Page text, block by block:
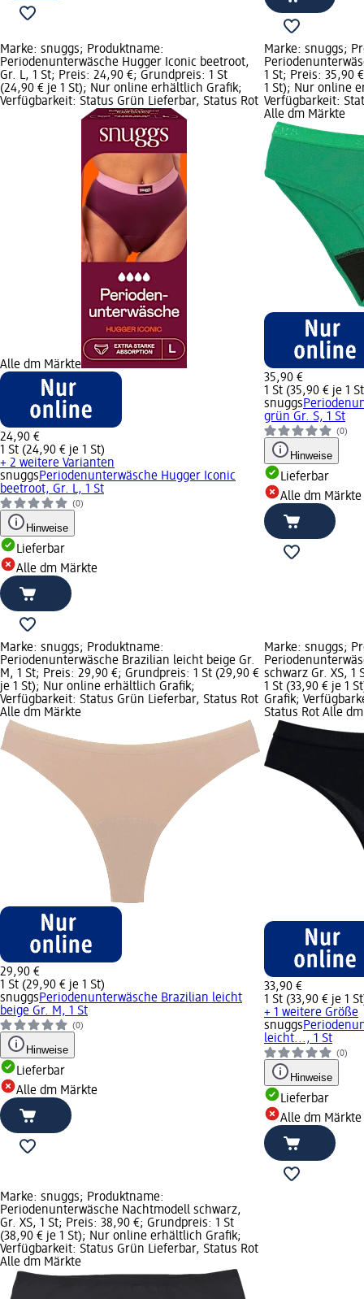
Marke: snuggs; Produktname:
Periodenunterwäsche Hugger Iconic beetroot,
Gr. L, 1 St; Preis: 24,90 €; Grundpreis: 1 St
(24,90 € je 1 St); Nur online erhältlich Grafik;
Verfügbarkeit: Status Grün Lieferbar, Status Rot
Alle dm Märkte
24,90 €
1 St (24,90 € je 1 St)
+ 2 weitere Varianten
snuggsPeriodenunterwäsche Hugger Iconic
beetroot, Gr. L, 1 St
(0)
Hinweise
Lieferbar
Alle dm Märkte
Marke: snuggs;
1 St; Preis: 35,90
1 St); Nur online
Verfügbarkeit:
Alle dm Märkte
35,90 €
1 St (35,90 € je 1
snuggs
grün Gr. S, 1 St
(0)
Hinweise
Lieferbar
Alle dm Märkte
Marke: snuggs; Produktname:
Periodenunterwäsche Brazilian leicht beige Gr.
M, 1 St; Preis: 29,90 €; Grundpreis: 1 St (29,90 €
je 1 St); Nur online erhältlich Grafik;
Verfügbarkeit: Status Grün Lieferbar, Status Rot
Alle dm Märkte
29,90 €
1 St (29,90 € je 1 St)
snuggsPeriodenunterwäsche Brazilian leicht
beige Gr. M, 1 St
(0)
Hinweise
Lieferbar
Alle dm Märkte
Marke: snuggs;
schwarz Gr. XS, 1
1 St (33,90 € je 1
Grafik;
Status Rot Alle
33,90 €
1 St (33,90 € je 1
+ 1 weitere Größe
snuggs
leicht..., 1 St
(0)
Hinweise
Lieferbar
Alle dm Märkte
Marke: snuggs; Produktname:
Periodenunterwäsche Nachtmodell schwarz,
Gr. XS, 1 St; Preis: 38,90 €; Grundpreis: 1 St
(38,90 € je 1 St); Nur online erhältlich Grafik;
Verfügbarkeit: Status Grün Lieferbar, Status Rot
Alle dm Märkte